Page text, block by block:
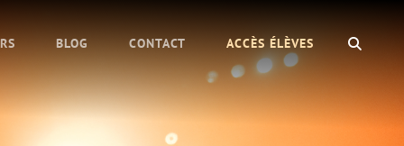
BLOG CONTACT ACCÈS ÉLÈVES